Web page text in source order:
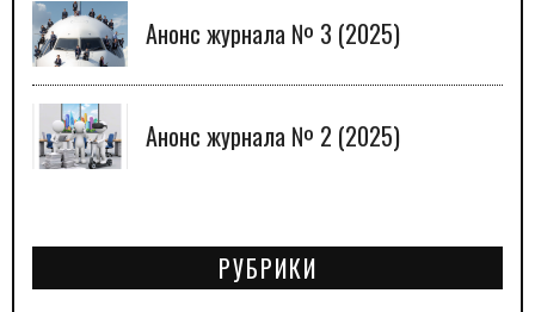
Анонс журнала № 3 (2025)
Анонс журнала № 2 (2025)
РУБРИКИ